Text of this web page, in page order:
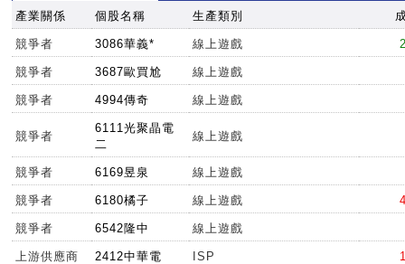
產業關係 個股名稱 生產類別
競爭者 3086華義* 線上遊戲
競爭者 3687歐買尬 線上遊戲
競爭者 4994傳奇 線上遊戲
競爭者
6111光聚晶電
二
線上遊戲
競爭者 6169昱泉 線上遊戲
競爭者 6180橘子 線上遊戲
競爭者 6542隆中 線上遊戲
上游供應商 2412中華電 ISP